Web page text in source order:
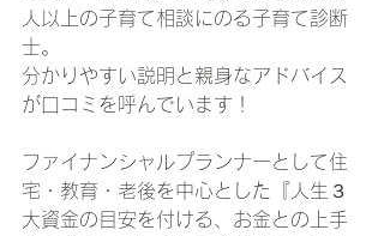
人以上の子育て相談にのる子育て診断
士。
分かりやすい説明と親身なアドバイス
が口コミを呼んでいます！
ファイナンシャルプランナーとして住
宅・教育・老後を中心とした『人生３
大資金の目安を付ける、お金との上手